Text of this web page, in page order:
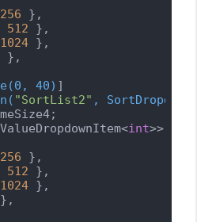
256 },
512 },
1024 },
},
40) ]
"SortList2" ,
int>>
256 },
512 },
1024 },
},